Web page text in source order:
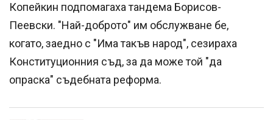
Копейкин подпомагаха тандема Борисов-
Пеевски. "Най-доброто" им обслужване бе,
когато, заедно с "Има такъв народ", сезираха
Конституционния съд, за да може той "да
опраска" съдебната реформа.